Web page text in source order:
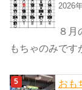
2026
８月
もちゃのみです
おも